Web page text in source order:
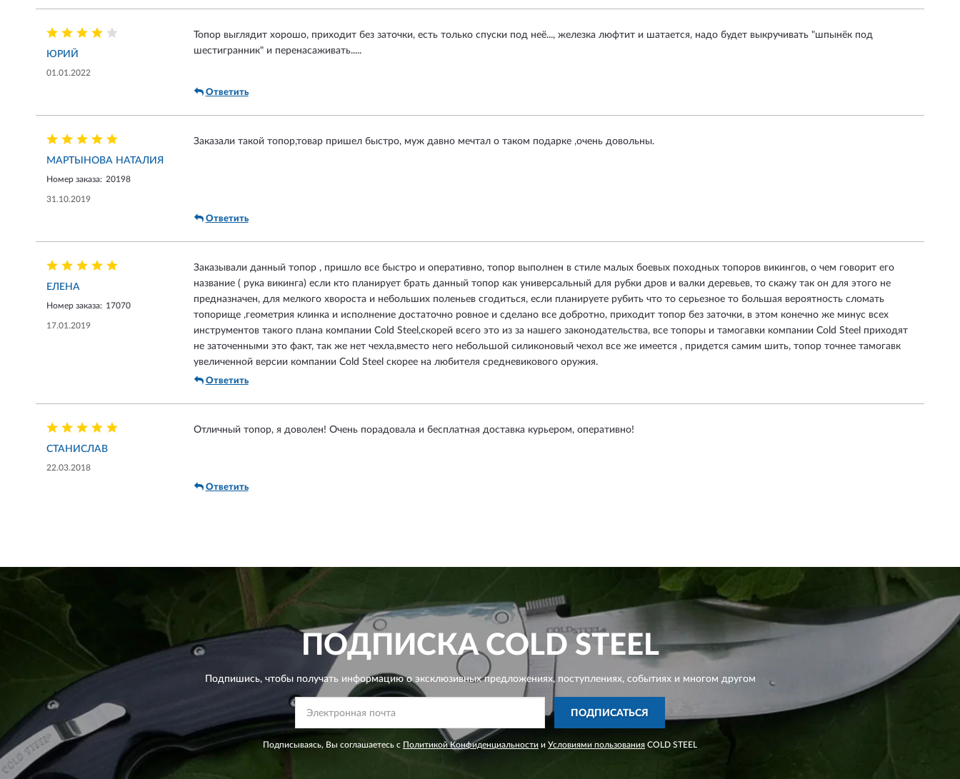
ЮРИЙ
01.01.2022
Топор выглядит хорошо, приходит без заточки, есть только спуски под неё..., железка люфтит и шатается, надо будет выкручивать "шпынёк под
шестигранник" и перенасаживать.....
Ответить
МАРТЫНОВА НАТАЛИЯ
Номер заказа: 20198
31.10.2019
Заказали такой топор,товар пришел быстро, муж давно мечтал о таком подарке ,очень довольны.
Ответить
ЕЛЕНА
Номер заказа: 17070
17.01.2019
Заказывали данный топор , пришло все быстро и оперативно, топор выполнен в стиле малых боевых походных топоров викингов, о чем говорит его
название ( рука викинга) если кто планирует брать данный топор как универсальный для рубки дров и валки деревьев, то скажу так он для этого не
предназначен, для мелкого хвороста и небольших поленьев сгодиться, если планируете рубить что то серьезное то большая вероятность сломать
топорище ,геометрия клинка и исполнение достаточно ровное и сделано все добротно, приходит топор без заточки, в этом конечно же минус всех
инструментов такого плана компании Cold Steel,скорей всего это из за нашего законодательства, все топоры и тамогавки компании Cold Steel приходят
не заточенными это факт, так же нет чехла,вместо него небольшой силиконовый чехол все же имеется , придется самим шить, топор точнее тамогавк
увеличенной версии компании Cold Steel скорее на любителя средневикового оружия.
Ответить
СТАНИСЛАВ
22.03.2018
Отличный топор, я доволен! Очень порадовала и бесплатная доставка курьером, оперативно!
Ответить
ПОДПИСКАCOLD STEEL
Подпишись, чтобы получать информацию о эксклюзивных предложениях,поступлениях, событиях и многом другом
ПОДПИСАТЬСЯ
Подписываясь, Вы соглашаетесь с Политикой Конфиденциальности и Условиями пользования COLD STEEL